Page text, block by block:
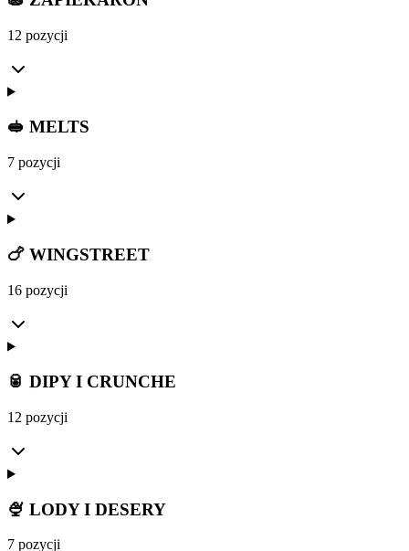
12 pozycji
🥪 MELTS
7 pozycji
🍗 WINGSTREET
16 pozycji
🥫 DIPY I CRUNCHE
12 pozycji
🍨 LODY I DESERY
7 pozycji